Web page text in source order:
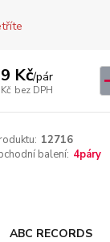
Kč/pár
bez DPH
12716
balení: 4páry
ABC RECORDS